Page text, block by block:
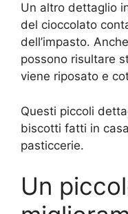
Un altro dettaglio
del cioccolato
dell’impasto.
possono risultare
viene riposato e
Questi piccoli
biscotti fatti in
pasticcerie.
Un